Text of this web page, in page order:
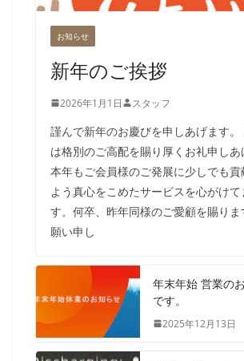
お知らせ
新年のご挨拶
2026年1月1日 スタッフ
謹んで新年のお慶びを申しあげます。
は格別のご高配を賜り厚くお礼申しあ
本年もご会員様のご発展に少しでも貢
よう真心をこめたサービスを心がけて
す。何卒、昨年同様のご愛顧を賜りま
願い申し
年末年始 営業の
です。
2025年12月13日